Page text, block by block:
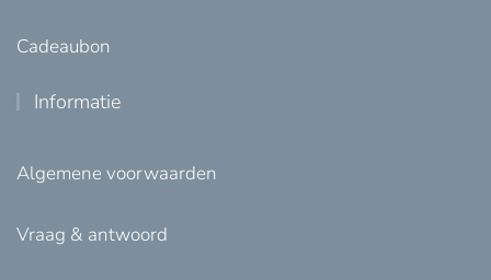
Cadeaubon
Informatie
Algemene voorwaarden
Vraag & antwoord